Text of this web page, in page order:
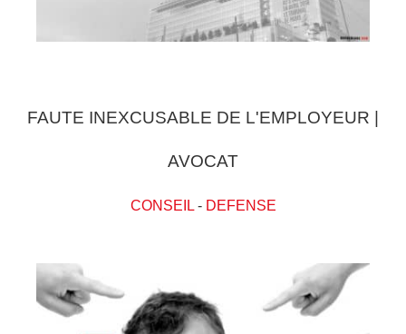
FAUTE INEXCUSABLE DE L'EMPLOYEUR |
AVOCAT
CONSEIL- DEFENSE